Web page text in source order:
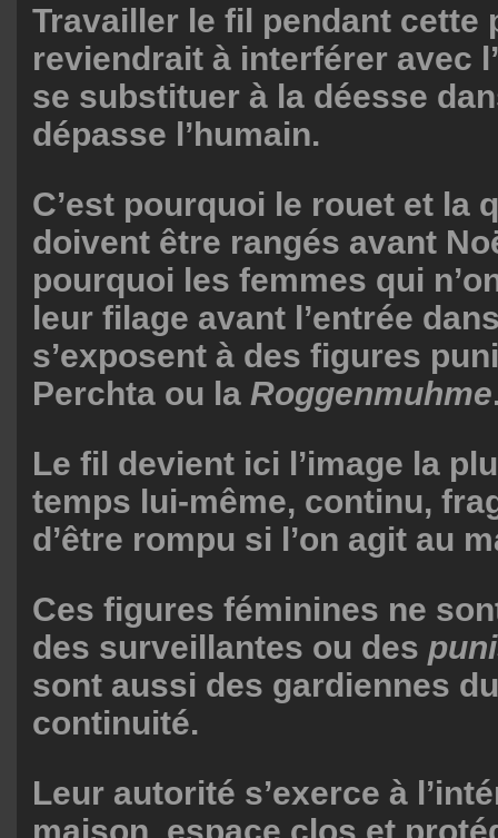
Travailler le fil pendant cette
reviendrait à interférer avec
se substituer à la déesse
dépasse l’humain.
C’est pourquoi le rouet et la
doivent être rangés avant
pourquoi les femmes qui
leur filage avant l’entrée
s’exposent à des figures
Perchta ou la Roggenmuhme
Le fil devient ici l’image la
temps lui-même, continu,
d’être rompu si l’on agit au
Ces figures féminines ne
des surveillantes ou des
sont aussi des gardiennes
continuité.
Leur autorité s’exerce à
maison, espace clos et